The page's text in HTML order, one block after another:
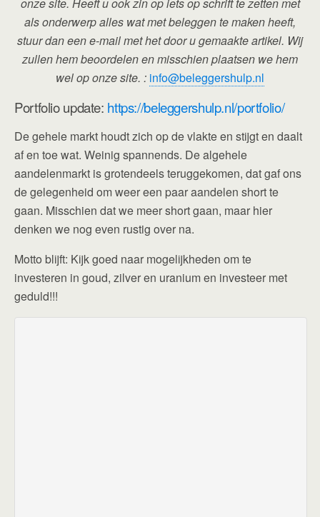
als onderwerp alles wat met beleggen te maken heeft,
stuur dan een e-mail met het door u gemaakte artikel. Wij
zullen hem beoordelen en misschien plaatsen we hem
wel op onze site. : info@beleggershulp.nl
Portfolio update: https://beleggershulp.nl/portfolio/
De gehele markt houdt zich op de vlakte en stijgt en daalt
af en toe wat. Weinig spannends. De algehele
aandelenmarkt is grotendeels teruggekomen, dat gaf ons
de gelegenheid om weer een paar aandelen short te
gaan. Misschien dat we meer short gaan, maar hier
denken we nog even rustig over na.
Motto blijft: Kijk goed naar mogelijkheden om te
investeren in goud, zilver en uranium en investeer met
geduld!!!